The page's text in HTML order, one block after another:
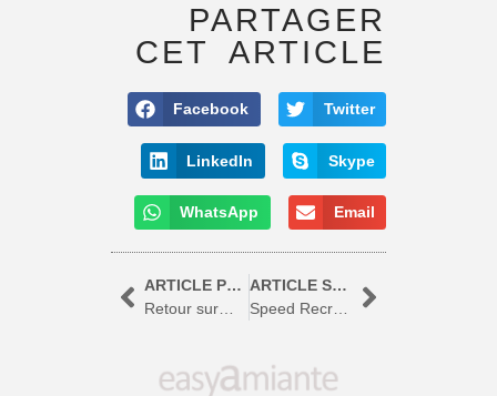
PARTAGER
CET ARTICLE
Facebook Twitter
LinkedIn Skype
WhatsApp Email
ARTICLE PRÉCÉDENT
Retour sur… Le Speed Recruiting – Expert diagnostic polluants de la construction
ARTICLE SUIVANT
Speed Recruiting les 15 & 16 Août 2024 chez Easy Amiante à Carouge